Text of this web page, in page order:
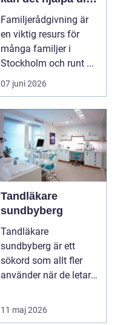
och din familj
Familjerådgivning är
en viktig resurs för
många familjer i
Stockholm och runt ...
07 juni 2026
Tandläkare
sundbyberg
Tandläkare
sundbyberg är ett
sökord som allt fler
använder när de letar
tillgänglig ...
11 maj 2026